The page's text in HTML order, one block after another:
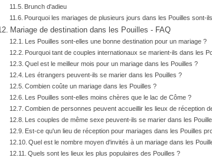
Brunch d'adieu
Pourquoi les mariages de plusieurs jours dans les Pouilles sont-
Mariage de destination dans les Pouilles - FAQ
Les Pouilles sont-elles une bonne destination pour un mariage ?
Pourquoi tant de couples internationaux se marient-ils dans les
Quel est le meilleur mois pour un mariage dans les Pouilles ?
Les étrangers peuvent-ils se marier dans les Pouilles ?
Combien coûte un mariage dans les Pouilles ?
Les Pouilles sont-elles moins chères que le lac de Côme ?
Combien de personnes peuvent accueillir les lieux de réception
Les couples de même sexe peuvent-ils se marier dans les
Est-ce qu'un lieu de réception pour mariages dans les Pouilles
Quel est le nombre moyen d'invités à un mariage dans les
Quels sont les lieux les plus populaires des Pouilles ?